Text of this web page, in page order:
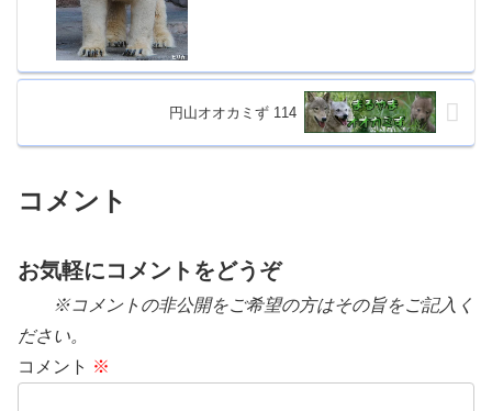
円山オオカミず 114
コメント
お気軽にコメントをどうぞ
※コメントの非公開をご希望の方はその旨をご記入く
ださい。
コメント ※